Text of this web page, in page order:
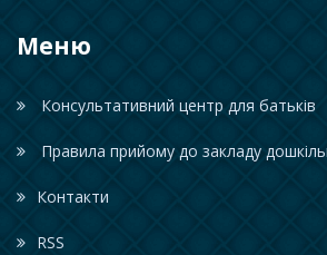
Меню
Консультативний центр для батьків
Правила прийому до закладу
Контакти
RSS